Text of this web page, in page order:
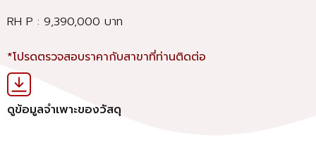
RH P : 9,390,000 บาท
*โปรดตรวจสอบราคากับสาขาที่ท่านติดต่อ
ดูข้อมูลจำเพาะของวัสดุ